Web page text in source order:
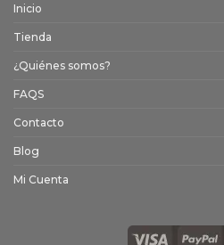
Inicio
Tienda
¿Quiénes somos?
FAQS
Contacto
Blog
Mi Cuenta